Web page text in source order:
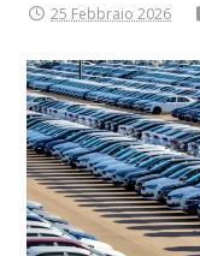
25 Febbraio 2026